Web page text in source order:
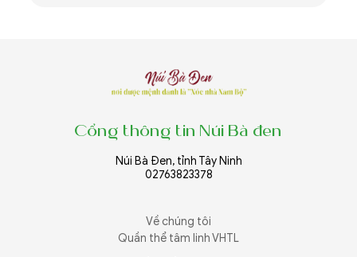
Cổng thông tin Núi Bà đen
Núi Bà Đen, tỉnh Tây Ninh
02763823378
Về chúng tôi
Quần thể tâm linh VHTL